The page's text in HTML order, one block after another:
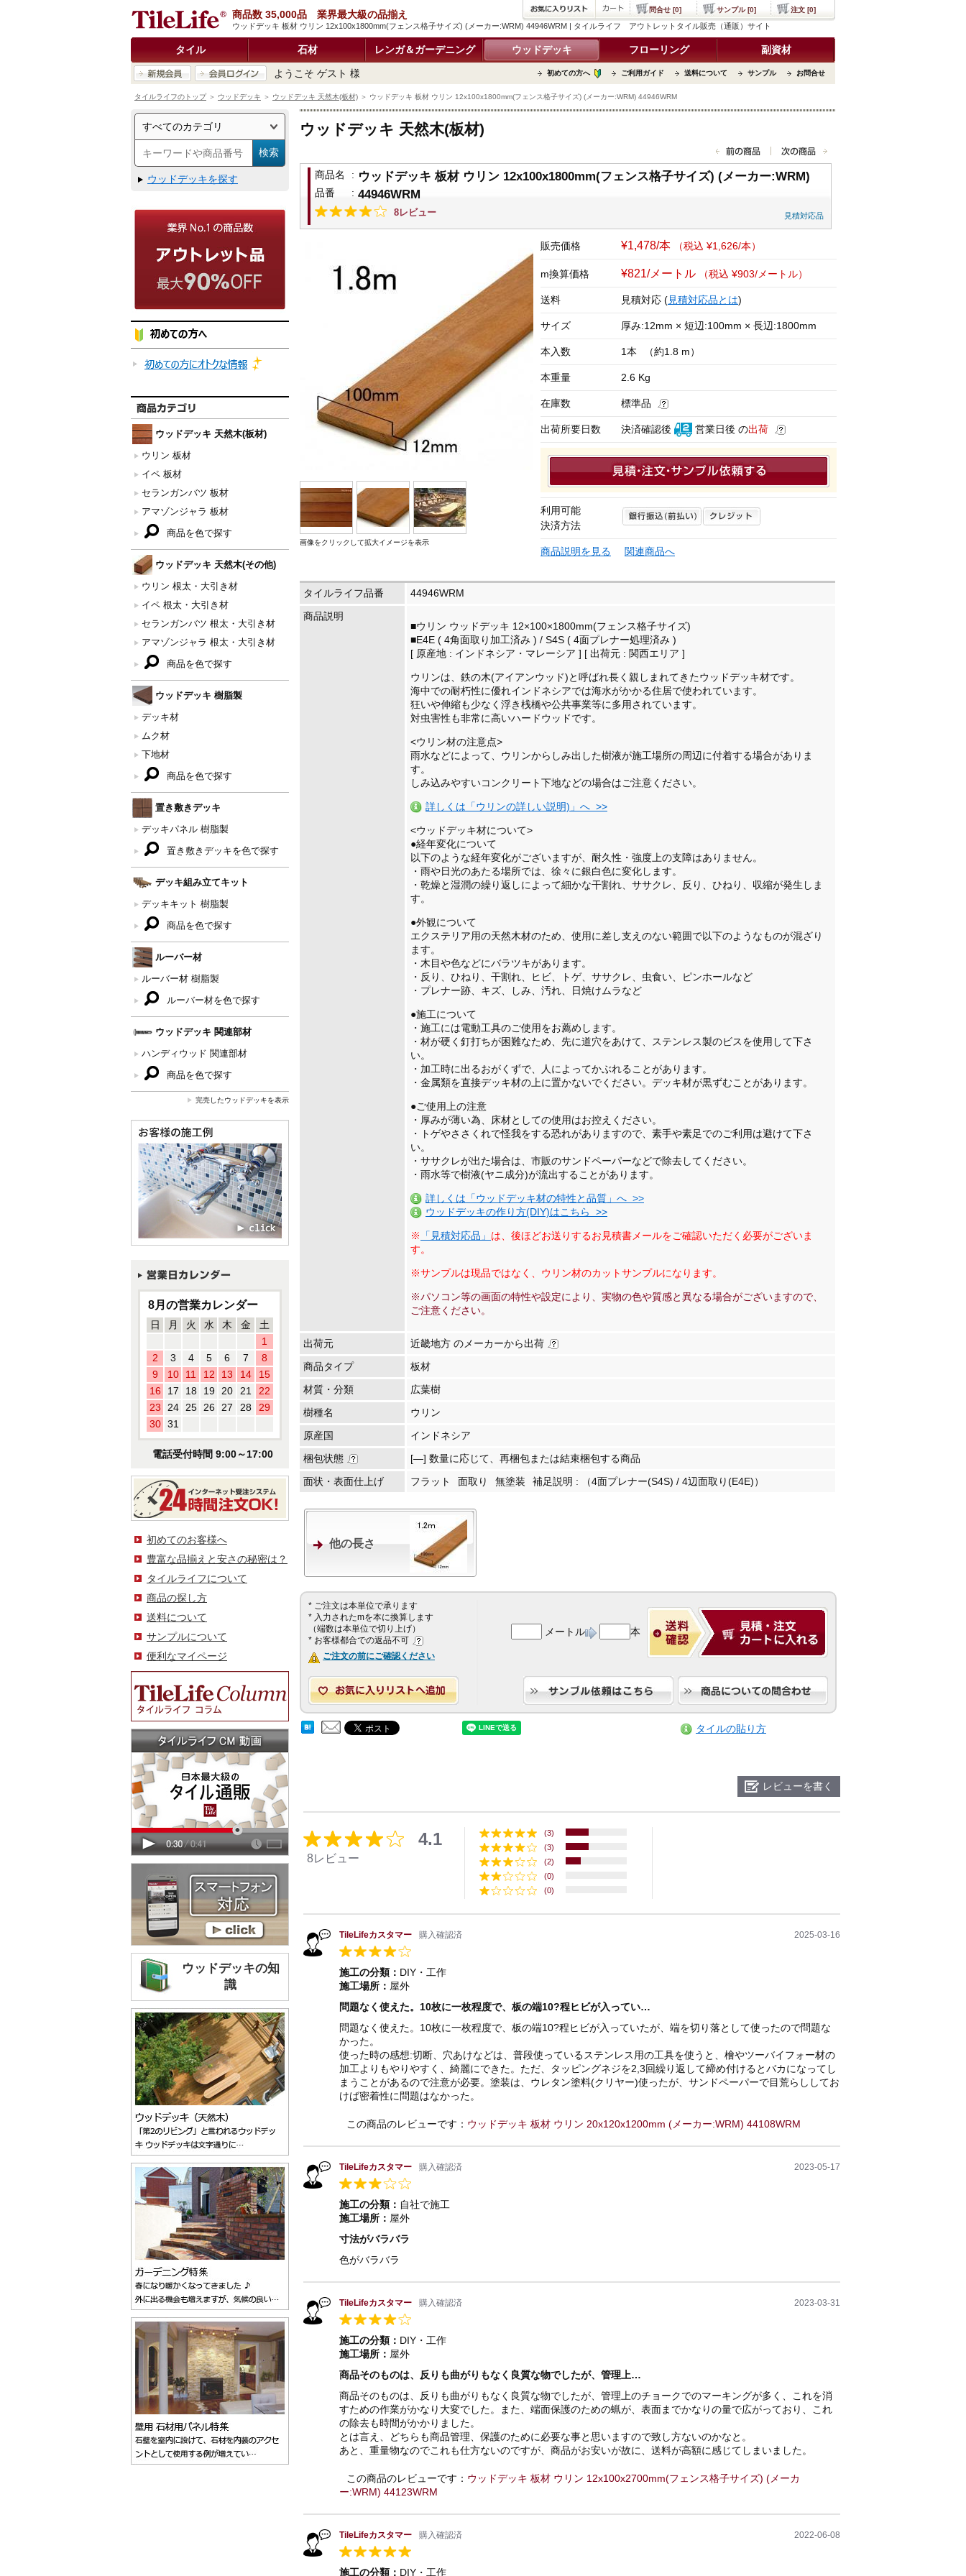
ウッドデッキ 板材 ウリン 12x100x1800mm(フェンス格子サイズ) (メーカー:WRM) 44946WRM | タイルライフ アウトレットタイル販売（通販）サイト
商品数 35,000品 業界最大級の品揃え
タイル 石材 レンガ＆ガーデニング ウッドデッキ フローリング 副資材
ようこそ ゲスト 様 初めての方へ ご利用ガイド 送料について サンプル お問合せ
問合せ [0] サンプル [0] 注文 [0]
タイルライフのトップ＞ ウッドデッキ ＞ ウッドデッキ 天然木(板材) ＞ ウッドデッキ 板材 ウリン 12x100x1800mm(フェンス格子サイズ) (メーカー:WRM) 44946WRM
ウッドデッキを探す
ウッドデッキ 天然木(板材)
ウリン 板材
イペ 板材
セランガンバツ 板材
アマゾンジャラ 板材
商品を色で探す
ウッドデッキ 天然木(その他)
ウリン 根太・大引き材
イペ 根太・大引き材
セランガンバツ 根太・大引き材
アマゾンジャラ 根太・大引き材
商品を色で探す
ウッドデッキ 樹脂製
デッキ材
ムク材
下地材
商品を色で探す
置き敷きデッキ
デッキパネル 樹脂製
置き敷きデッキを色で探す
デッキ組み立てキット
デッキキット 樹脂製
商品を色で探す
ルーバー材
ルーバー材 樹脂製
ルーバー材を色で探す
ウッドデッキ 関連部材
ハンディウッド 関連部材
商品を色で探す
完売したウッドデッキを表示
8月の営業カレンダー
日 月 火 水 木 金
土
1
2
3 4 5 6 7
8
9
10 11 12 13 14
15
16
17 18 19 20 21
22
23
24 25 26 27 28
29
30 31
電話受付時間 9:00～17:00
初めてのお客様へ
豊富な品揃えと安さの秘密は？
タイルライフについて
商品の探し方
送料について
サンプルについて
便利なマイページ
ウッドデッキの知
識
ウッドデッキ 天然木(板材)
商品名 : ウッドデッキ 板材 ウリン 12x100x1800mm(フェンス格子サイズ) (メーカー:WRM)
品番 : 44946WRM
8レビュー 見積対応品
画像をクリックして拡大イメージを表示
販売価格 ¥1,478/本 （税込 ¥1,626/本）
m換算価格 ¥821/メートル （税込 ¥903/メートル）
送料 見積対応 (見積対応品とは)
サイズ 厚み:12mm × 短辺:100mm × 長辺:1800mm
本入数 1本 （約1.8 m）
本重量 2.6 Kg
在庫数 標準品
出荷所要日数 決済確認後 営業日後 の出荷
利用可能
決済方法
商品説明を見る 関連商品へ
タイルライフ品番
44946WRM
商品説明
■ウリン ウッドデッキ 12×100×1800mm(フェンス格子サイズ)
■E4E ( 4角面取り加工済み ) / S4S ( 4面プレナー処理済み )
[ 原産地 : インドネシア・マレーシア ] [ 出荷元 : 関西エリア ]
ウリンは、鉄の木(アイアンウッド)と呼ばれ長く親しまれてきたウッドデッキ材です。
海中での耐朽性に優れインドネシアでは海水がかかる住居で使われています。
狂いや伸縮も少なく浮き桟橋や公共事業等に多用されています。
対虫害性も非常に高いハードウッドです。
<ウリン材の注意点>
雨水などによって、ウリンからしみ出した樹液が施工場所の周辺に付着する場合がありま
す。
しみ込みやすいコンクリート下地などの場合はご注意ください。
詳しくは「ウリンの詳しい説明)」へ >>
<ウッドデッキ材について>
●経年変化について
以下のような経年変化がございますが、耐久性・強度上の支障はありません。
・雨や日光のあたる場所では、徐々に銀白色に変化します。
・乾燥と湿潤の繰り返しによって細かな干割れ、ササクレ、反り、ひねり、収縮が発生しま
す。
●外観について
エクステリア用の天然木材のため、使用に差し支えのない範囲で以下のようなものが混ざり
ます。
・木目や色などにバラツキがあります。
・反り、ひねり、干割れ、ヒビ、トゲ、ササクレ、虫食い、ピンホールなど
・プレナー跡、キズ、しみ、汚れ、日焼けムラなど
●施工について
・施工には電動工具のご使用をお薦めします。
・材が硬く釘打ちが困難なため、先に道穴をあけて、ステンレス製のビスを使用して下さ
い。
・加工時に出るおがくずで、人によってかぶれることがあります。
・金属類を直接デッキ材の上に置かないでください。デッキ材が黒ずむことがあります。
●ご使用上の注意
・厚みが薄い為、床材としての使用はお控えください。
・トゲやささくれで怪我をする恐れがありますので、素手や素足でのご利用は避けて下さ
い。
・ササクレが出た場合は、市販のサンドペーパーなどで除去してください。
・雨水等で樹液(ヤニ成分)が流出することがあります。
詳しくは「ウッドデッキ材の特性と品質」へ >>
ウッドデッキの作り方(DIY)はこちら >>
※ 「見積対応品」 は、後ほどお送りするお見積書メールをご確認いただく必要がございま
す。
※サンプルは現品ではなく、ウリン材のカットサンプルになります。
※パソコン等の画面の特性や設定により、実物の色や質感と異なる場合がございますので、
ご注意ください。
出荷元
近畿地方 のメーカーから出荷
商品タイプ
板材
材質・分類
広葉樹
樹種名
ウリン
原産国
インドネシア
梱包状態
[―] 数量に応じて、再梱包または結束梱包する商品
面状・表面仕上げ
フラット 面取り 無塗装 補足説明 : （4面プレナー(S4S) / 4辺面取り(E4E)）
他の長さ
* ご注文は本単位で承ります
* 入力されたmを本に換算します
（端数は本単位で切り上げ）
* お客様都合での返品不可
ご注文の前にご確認ください
メートル 本
タイルの貼り方
レビューを書く
4.1
8レビュー
(3)
(3)
(2)
(0)
(0)
TileLifeカスタマー 購入確認済 2025-03-16
施工の分類： DIY・工作
施工場所： 屋外
問題なく使えた。10枚に一枚程度で、板の端10?程ヒビが入ってい…
問題なく使えた。10枚に一枚程度で、板の端10?程ヒビが入っていたが、端を切り落として使ったので問題な
かった。
使った時の感想:切断、穴あけなどは、普段使っているステンレス用の工具を使うと、檜やツーバイフォー材の
加工よりもやりやすく、綺麗にできた。ただ、タッピングネジを2,3回繰り返して締め付けるとバカになってし
まうことがあるので注意が必要。塗装は、ウレタン塗料(クリヤー)使ったが、サンドペーパーで目荒らししてお
けば密着性に問題はなかった。
この商品のレビューです： ウッドデッキ 板材 ウリン 20x120x1200mm (メーカー:WRM) 44108WRM
TileLifeカスタマー 購入確認済 2023-05-17
施工の分類： 自社で施工
施工場所： 屋外
寸法がバラバラ
色がバラバラ
TileLifeカスタマー 購入確認済 2023-03-31
施工の分類： DIY・工作
施工場所： 屋外
商品そのものは、反りも曲がりもなく良質な物でしたが、管理上…
商品そのものは、反りも曲がりもなく良質な物でしたが、管理上のチョークでのマーキングが多く、これを消
すための作業がかなり大変でした。また、端面保護のための蝋が、表面までかなりの量で広がっており、これ
の除去も時間がかかりました。
とは言え、どちらも商品管理、保護のために必要な事と思いますので致し方ないのかなと。
あと、重量物なのでこれも仕方ないのですが、商品がお安いが故に、送料が高額に感じてしまいました。
この商品のレビューです： ウッドデッキ 板材 ウリン 12x100x2700mm(フェンス格子サイズ) (メーカ
ー:WRM) 44123WRM
TileLifeカスタマー 購入確認済 2022-06-08
施工の分類： DIY・工作